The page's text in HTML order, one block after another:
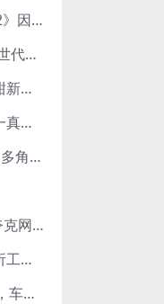
《请做coser的主人2》因“C度大”被Steam下架的真人美女互动游戏！
绅士游戏丨全3D次世代的黄油大作， 细腻逼真的双人互动狂想曲！
《迷情医院》潘甜甜新作？有点刺激的真人美女互动游戏
《银魔唐三藏》又一真人美女互动游戏，堪比M豆！
祈风TTS_v0.1.3.2，多角色Ai配音神器，丰富的热门音色
QuarkPanTool，夸克网盘链接批量转存、分享和下载工具
网易云音乐无损解析工具，超清母带音质免费下载
酷狗音乐TV提取版，车机+安卓+TV三端会员互通